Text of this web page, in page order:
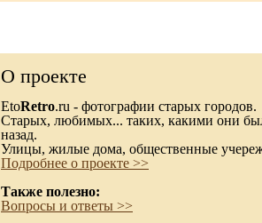
О проекте
EtoRetro.ru - фотографии старых городов.
Старых, любимых... таких, какими они
назад.
Улицы, жилые дома, общественные
Подробнее о проекте >>
Также полезно:
Вопросы и ответы >>